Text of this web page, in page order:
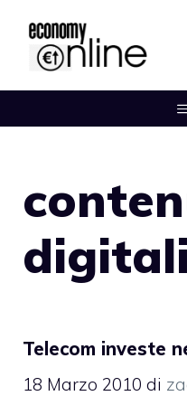
contenuto
digitali
Telecom investe
18 Marzo 2010 di